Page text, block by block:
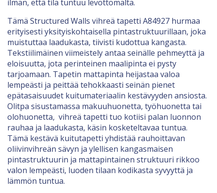
ilman, että tila tuntuu levottomalta.
Tämä Structured Walls vihreä tapetti A84927 hurmaa
erityisesti yksityiskohtaisella pintastruktuurillaan, joka
muistuttaa laadukasta, tiivisti kudottua kangasta.
Tekstiilimäinen viimeistely antaa seinälle pehmeyttä ja
eloisuutta, jota perinteinen maalipinta ei pysty
tarjoamaan. Tapetin mattapinta heijastaa valoa
lempeästi ja peittää tehokkaasti seinän pienet
epätasaisuudet kuitumateriaalin kestävyyden ansiosta.
Olitpa sisustamassa makuuhuonetta, työhuonetta tai
olohuonetta, vihreä tapetti tuo kotiisi palan luonnon
rauhaa ja laadukasta, käsin kosketeltavaa tuntua.
Tämä kestävä kuitutapetti yhdistää rauhoittavan
oliivinvihreän sävyn ja ylellisen kangasmaisen
pintastruktuurin ja mattapintainen struktuuri rikkoo
valon lempeästi, luoden tilaan kodikasta syvyyttä ja
lämmön tuntua.